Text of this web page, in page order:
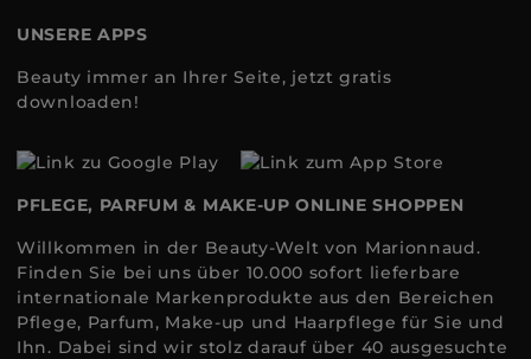
UNSERE APPS
Beauty immer an Ihrer Seite, jetzt gratis
downloaden!
PFLEGE, PARFUM & MAKE-UP ONLINE SHOPPEN
Willkommen in der Beauty-Welt von Marionnaud.
Finden Sie bei uns über 10.000 sofort lieferbare
internationale Markenprodukte aus den Bereichen
Pflege, Parfum, Make-up und Haarpflege für Sie und
Ihn. Dabei sind wir stolz darauf über 40 ausgesuchte